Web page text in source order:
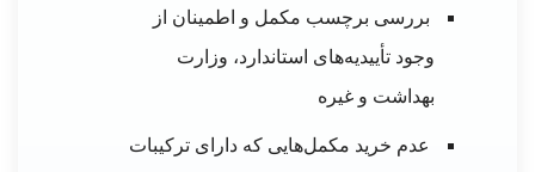
بررسی برچسب مکمل و اطمینان از
وجود تأییدیه‌های استاندارد، وزارت
بهداشت و غیره
عدم خرید مکمل‌هایی که دارای ترکیبات